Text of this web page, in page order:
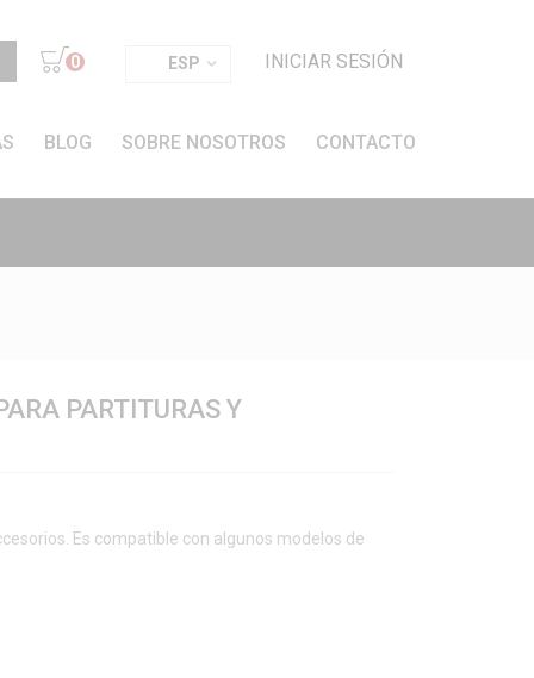
INICIAR SESIÓN
ESP
0
BLOG SOBRE NOSOTROS CONTACTO
PARTITURAS Y
Es compatible con algunos modelos de